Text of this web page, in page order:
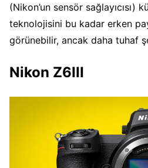
(Nikon’un sensör sağlayıcısı)
teknolojisini bu kadar erken
görünebilir, ancak daha tuhaf
Nikon Z6III